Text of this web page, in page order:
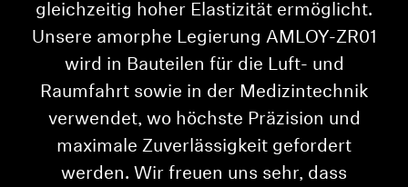
gleichzeitig hoher Elastizität ermöglicht.
Unsere amorphe Legierung AMLOY-ZR01
wird in Bauteilen für die Luft- und
Raumfahrt sowie in der Medizintechnik
verwendet, wo höchste Präzision und
maximale Zuverlässigkeit gefordert
werden. Wir freuen uns sehr, dass